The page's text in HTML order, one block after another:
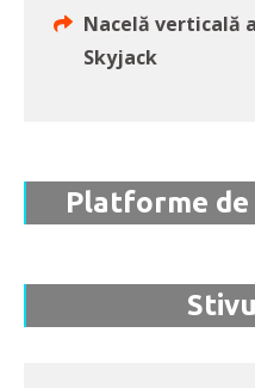
Nacelă verticală
Skyjack
Platforme